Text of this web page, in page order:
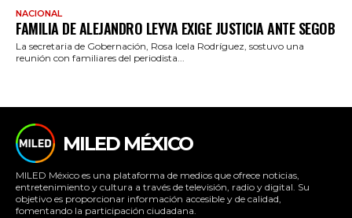
NACIONAL
FAMILIA DE ALEJANDRO LEYVA EXIGE JUSTICIA ANTE SEGOB
La secretaria de Gobernación, Rosa Icela Rodríguez, sostuvo una
reunión con familiares del periodista...
MILED MÉXICO
MILED México es una plataforma de medios que ofrece noticias,
entretenimiento y cultura a través de televisión, radio y digital. Su
objetivo es proporcionar información accesible y de calidad,
fomentando la participación ciudadana.